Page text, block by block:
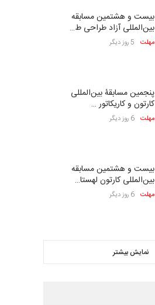
بیست و هشتمین مسابقه
بین‌المللی آزاد طراحی ط…
مهلت 5 روز دیگر
پنجمین مسابقۀ بین‌المللی
کارتون و کاریکاتور …
مهلت 6 روز دیگر
بیست و هشتمین مسابقه
بین‌المللی کارتون لهستا…
مهلت 6 روز دیگر
ششمین جشنواره بین‌المللی
کاریکاتور CIK Damad…
نمایش بیشتر